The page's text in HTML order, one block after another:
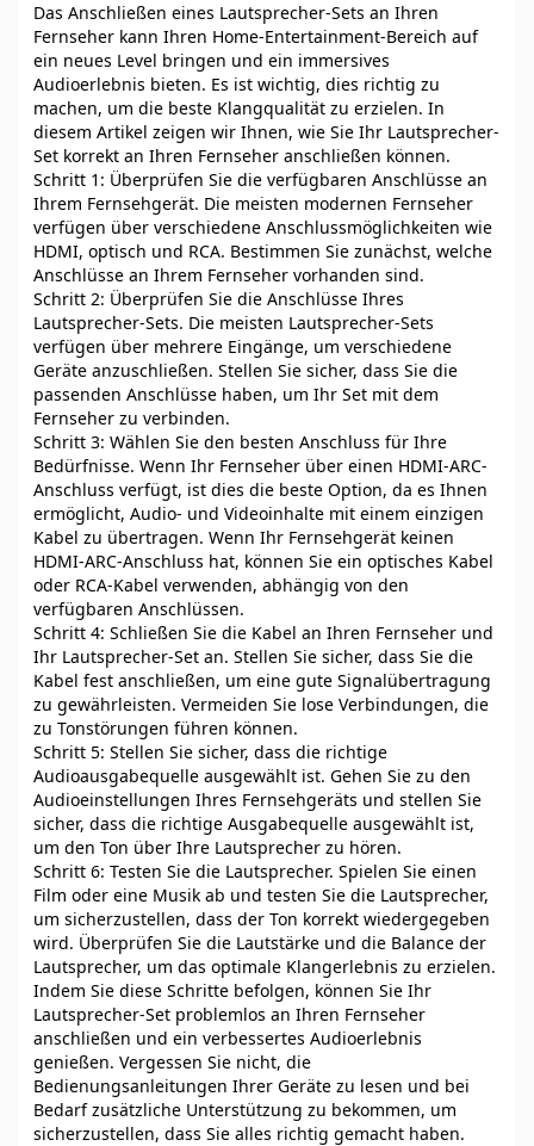
Das Anschließen eines Lautsprecher-Sets an Ihren
Fernseher kann Ihren Home-Entertainment-Bereich auf
ein neues Level bringen und ein immersives
Audioerlebnis bieten. Es ist wichtig, dies richtig zu
machen, um die beste Klangqualität zu erzielen. In
diesem Artikel zeigen wir Ihnen, wie Sie Ihr Lautsprecher-
Set korrekt an Ihren Fernseher anschließen können.
Schritt 1: Überprüfen Sie die verfügbaren Anschlüsse an
Ihrem Fernsehgerät. Die meisten modernen Fernseher
verfügen über verschiedene Anschlussmöglichkeiten wie
HDMI, optisch und RCA. Bestimmen Sie zunächst, welche
Anschlüsse an Ihrem Fernseher vorhanden sind.
Schritt 2: Überprüfen Sie die Anschlüsse Ihres
Lautsprecher-Sets. Die meisten Lautsprecher-Sets
verfügen über mehrere Eingänge, um verschiedene
Geräte anzuschließen. Stellen Sie sicher, dass Sie die
passenden Anschlüsse haben, um Ihr Set mit dem
Fernseher zu verbinden.
Schritt 3: Wählen Sie den besten Anschluss für Ihre
Bedürfnisse. Wenn Ihr Fernseher über einen HDMI-ARC-
Anschluss verfügt, ist dies die beste Option, da es Ihnen
ermöglicht, Audio- und Videoinhalte mit einem einzigen
Kabel zu übertragen. Wenn Ihr Fernsehgerät keinen
HDMI-ARC-Anschluss hat, können Sie ein optisches Kabel
oder RCA-Kabel verwenden, abhängig von den
verfügbaren Anschlüssen.
Schritt 4: Schließen Sie die Kabel an Ihren Fernseher und
Ihr Lautsprecher-Set an. Stellen Sie sicher, dass Sie die
Kabel fest anschließen, um eine gute Signalübertragung
zu gewährleisten. Vermeiden Sie lose Verbindungen, die
zu Tonstörungen führen können.
Schritt 5: Stellen Sie sicher, dass die richtige
Audioausgabequelle ausgewählt ist. Gehen Sie zu den
Audioeinstellungen Ihres Fernsehgeräts und stellen Sie
sicher, dass die richtige Ausgabequelle ausgewählt ist,
um den Ton über Ihre Lautsprecher zu hören.
Schritt 6: Testen Sie die Lautsprecher. Spielen Sie einen
Film oder eine Musik ab und testen Sie die Lautsprecher,
um sicherzustellen, dass der Ton korrekt wiedergegeben
wird. Überprüfen Sie die Lautstärke und die Balance der
Lautsprecher, um das optimale Klangerlebnis zu erzielen.
Indem Sie diese Schritte befolgen, können Sie Ihr
Lautsprecher-Set problemlos an Ihren Fernseher
anschließen und ein verbessertes Audioerlebnis
genießen. Vergessen Sie nicht, die
Bedienungsanleitungen Ihrer Geräte zu lesen und bei
Bedarf zusätzliche Unterstützung zu bekommen, um
sicherzustellen, dass Sie alles richtig gemacht haben.